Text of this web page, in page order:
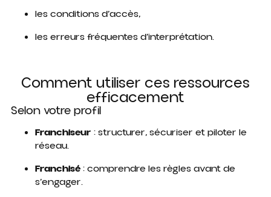
les conditions d’accès,
les erreurs fréquentes d’interprétation.
Comment utiliser ces ressources
efficacement
Selon votre profil
Franchiseur: structurer, sécuriser et piloter le
réseau.
Franchisé: comprendre les règles avant de
s’engager.